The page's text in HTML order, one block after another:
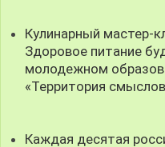
Кулинарный мастер-
Здоровое питание
молодежном
«Территория
Каждая десятая